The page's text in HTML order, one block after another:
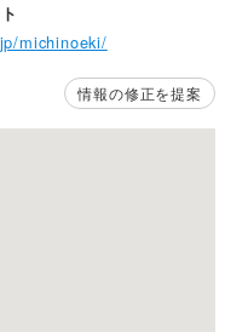
michinoeki/
情報の修正を提案